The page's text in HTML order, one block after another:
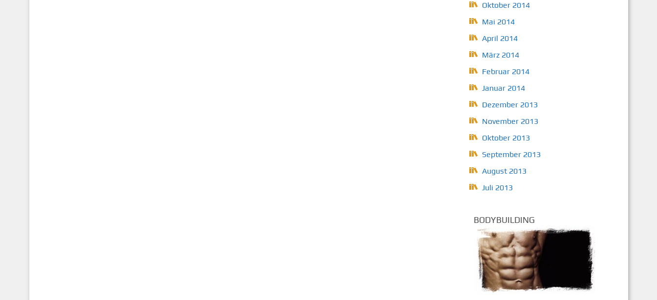
Oktober 2014
Mai 2014
April 2014
März 2014
Februar 2014
Januar 2014
Dezember 2013
November 2013
Oktober 2013
September 2013
August 2013
Juli 2013
BODYBUILDING